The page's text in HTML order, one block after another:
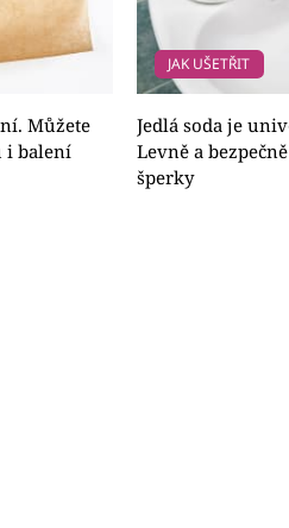
Můžete
i balení
JAK UŠETŘIT
Jedlá soda je
Levně a
šperky